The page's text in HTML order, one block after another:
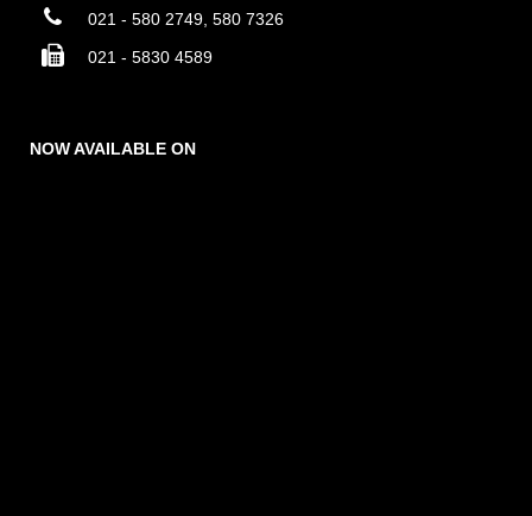
021 - 580 2749, 580 7326
021 - 5830 4589
NOW AVAILABLE ON